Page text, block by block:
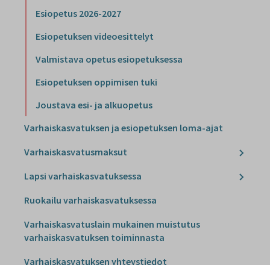
Esiopetus 2026-2027
Esiopetuksen videoesittelyt
Valmistava opetus esiopetuksessa
Esiopetuksen oppimisen tuki
Joustava esi- ja alkuopetus
Varhaiskasvatuksen ja esiopetuksen loma-ajat
Varhaiskasvatusmaksut
Lapsi varhaiskasvatuksessa
Ruokailu varhaiskasvatuksessa
Varhaiskasvatuslain mukainen muistutus
varhaiskasvatuksen toiminnasta
Varhaiskasvatuksen yhteystiedot